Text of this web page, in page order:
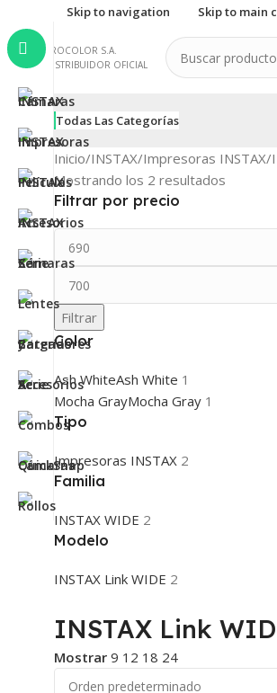
Skip to navigation Skip to main
PROCOLOR S.A.
DISTRIBUIDOR OFICIAL
Todas Las Categorías
Inicio/INSTAX/Impresoras INSTAX/
Mostrando los 2 resultados
Filtrar por precio
Filtrar
Color
Ash WhiteAsh White 1
Mocha GrayMocha Gray 1
Tipo
Impresoras INSTAX 2
Familia
INSTAX WIDE 2
Modelo
INSTAX Link WIDE 2
Personaliza con estilo
Accesorios instax
INSTAX Link
Mostrar 9 12 18 24